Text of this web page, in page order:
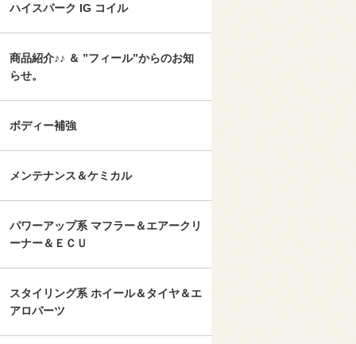
ハイスパーク IG コイル
商品紹介♪♪ ＆ ”フィール”からのお知
らせ。
ボディー補強
メンテナンス＆ケミカル
パワーアップ系 マフラー＆エアークリ
ーナー＆ＥＣＵ
スタイリング系 ホイール＆タイヤ＆エ
アロパーツ